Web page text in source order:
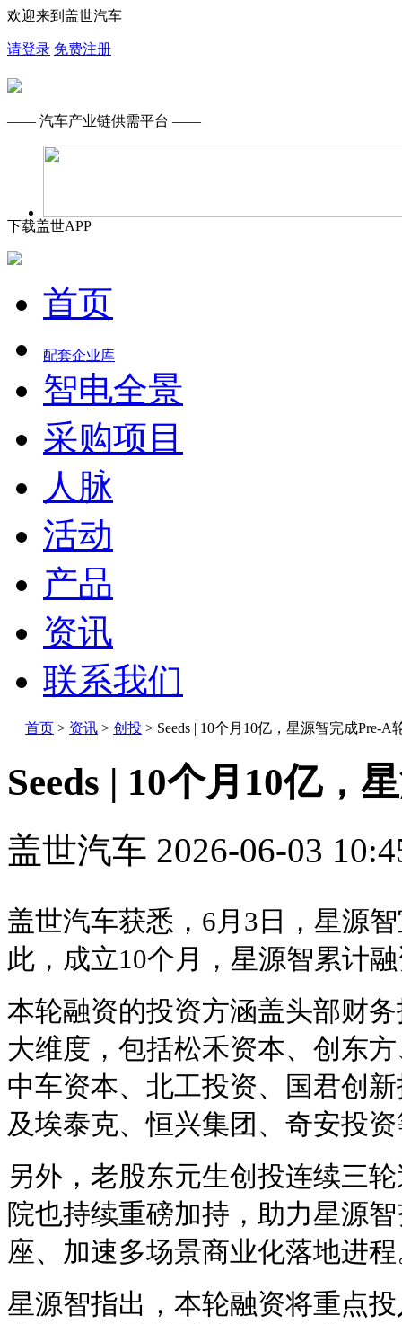
欢迎来到盖世汽车
请登录 免费注册
—— 汽车产业链供需平台 ——
下载盖世APP
首页
配套企业库
智电全景
采购项目
人脉
活动
产品
资讯
联系我们
首页 > 资讯 > 创投 > Seeds | 10个月10亿，星源智完成Pre-A
Seeds | 10个月10亿，
盖世汽车 2026-06-03
盖世汽车获悉，6月3日，星源
此，成立10个月，星源智累计
本轮融资的投资方涵盖头部财
大维度，包括松禾资本、创东
中车资本、北工投资、国君创
及埃泰克、恒兴集团、奇安投
另外，老股东元生创投连续三
院也持续重磅加持，助力星源
座、加速多场景商业化落地进
星源智指出，本轮融资将重点